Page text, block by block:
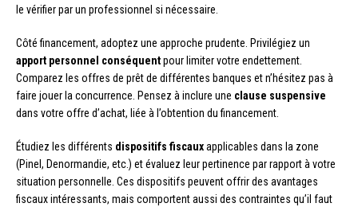
le vérifier par un professionnel si nécessaire.
Côté financement, adoptez une approche prudente. Privilégiez un
apport personnel conséquentpour limiter votre endettement.
Comparez les offres de prêt de différentes banques et n’hésitez pas à
faire jouer la concurrence. Pensez à inclure une clause suspensive
dans votre offre d’achat, liée à l’obtention du financement.
Étudiez les différents dispositifs fiscauxapplicables dans la zone
(Pinel, Denormandie, etc.) et évaluez leur pertinence par rapport à votre
situation personnelle. Ces dispositifs peuvent offrir des avantages
fiscaux intéressants, mais comportent aussi des contraintes qu’il faut